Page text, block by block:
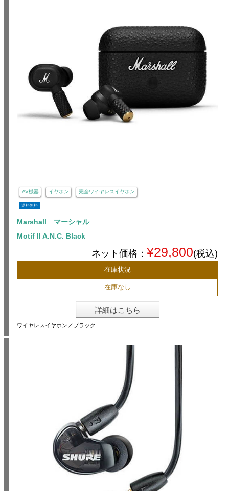
AV機器 イヤホン 完全ワイヤレスイヤホン
送料無料
Marshall マーシャル
Motif II A.N.C. Black
ネット価格： ¥29,800(税込)
在庫状況
在庫なし
詳細はこちら
ワイヤレスイヤホン／ブラック